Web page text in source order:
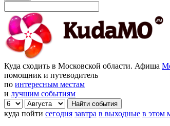
Куда сходить в Московской области. Афиша
помощник и путеводитель
по интересным местам
и лучшим событиям
куда пойти сегодня завтра в выходные в этом